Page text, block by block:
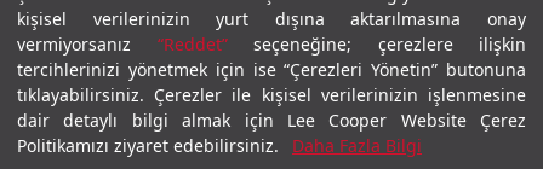
kişisel verilerinizin yurt dışına aktarılmasına onay
vermiyorsanız “Reddet”seçeneğine; çerezlere ilişkin
tercihlerinizi yönetmek için ise “Çerezleri Yönetin” butonuna
tıklayabilirsiniz. Çerezler ile kişisel verilerinizin işlenmesine
dair detaylı bilgi almak için Lee Cooper Website Çerez
Politikamızı ziyaret edebilirsiniz.
Daha Fazla Bilgi
© 2026 Leecooper - Tüm Hakları Saklıdır.